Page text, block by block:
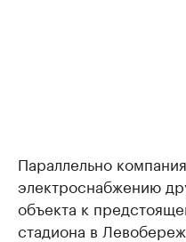
Параллельно
электроснабжению
объекта к
стадиона в